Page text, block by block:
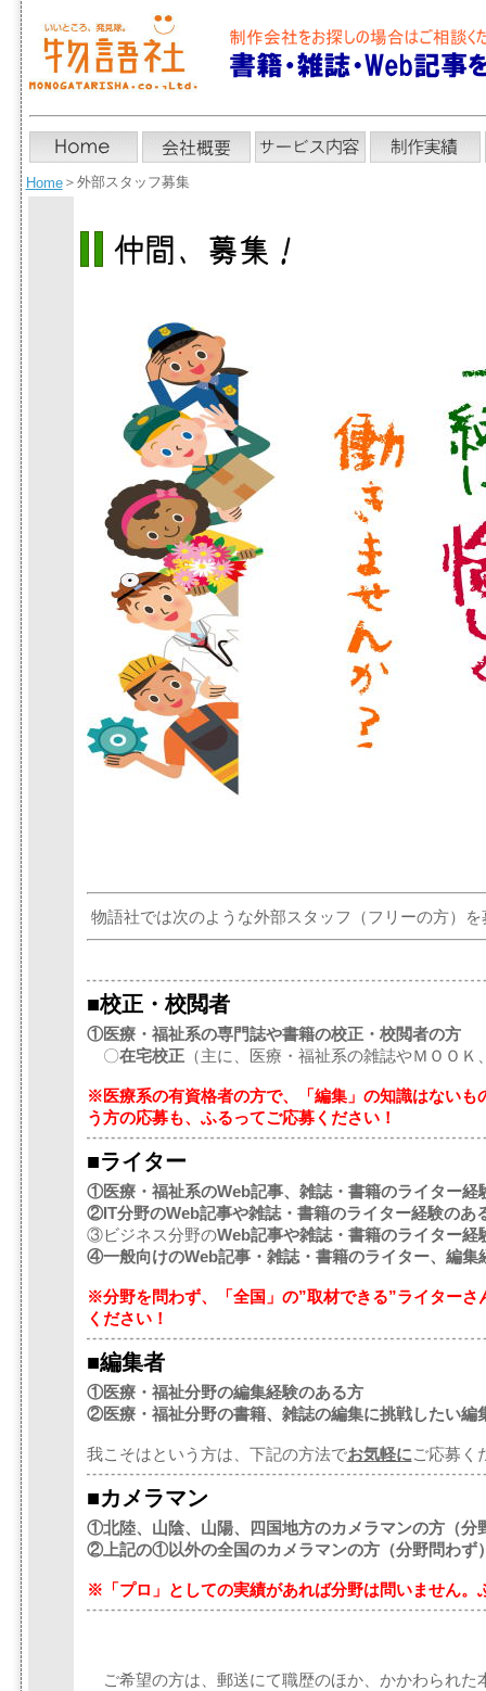
Home＞ 外部スタッフ募集
物語社では次のような外部スタッフ（フリーの方）
■校正・校閲者
①医療・福祉系の専門誌や書籍の校正・校閲者の方
〇在宅校正（主に、医療・福祉系の雑誌やＭＯＯＫ
※医療系の有資格者の方で、「編集」の知識はないも
う方の応募も、ふるってご応募ください！
■ライター
①医療・福祉系のWeb記事、雑誌・書籍のライター経
②IT分野のWeb記事や雑誌・書籍のライター経験のあ
③ビジネス分野のWeb記事や雑誌・書籍のライター経
④一般向けのWeb記事・雑誌・書籍のライター、編集
※分野を問わず、「全国」の”取材できる”ライター
ください！
■編集者
①医療・福祉分野の編集経験のある方
②医療・福祉分野の書籍、雑誌の編集に挑戦したい編
我こそはという方は、下記の方法でお気軽にご応募く
■カメラマン
①北陸、山陰、山陽、四国地方のカメラマンの方（分
②上記の①以外の全国のカメラマンの方（分野問わず
※「プロ」としての実績があれば分野は問いません。
ご希望の方は、郵送にて職歴のほか、かかわられた